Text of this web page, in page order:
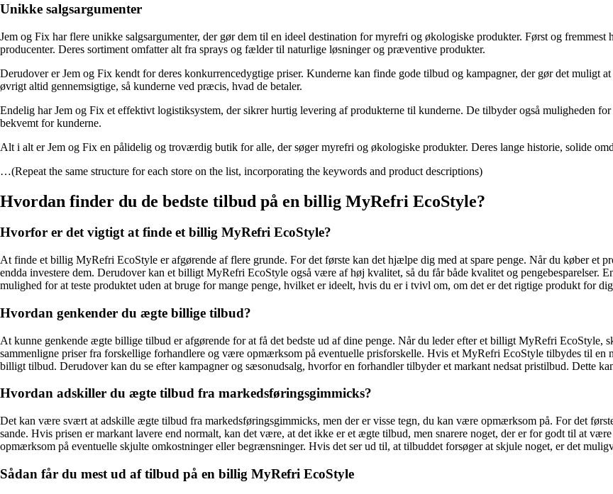
Unikke salgsargumenter
Jem og Fix har flere unikke salgsargumenter, der gør dem til en ideel destination for myrefri og økologiske produkter. Først og
producenter. Deres sortiment omfatter alt fra sprays og fælder til naturlige løsninger og præventive produkter.
Derudover er Jem og Fix kendt for deres konkurrencedygtige priser. Kunderne kan finde gode tilbud og kampagner, der gør det muligt
øvrigt altid gennemsigtige, så kunderne ved præcis, hvad de betaler.
Endelig har Jem og Fix et effektivt logistiksystem, der sikrer hurtig levering af produkterne til kunderne. De tilbyder også muligheden
bekvemt for kunderne.
Alt i alt er Jem og Fix en pålidelig og troværdig butik for alle, der søger myrefri og økologiske produkter. Deres lange historie, solide
…(Repeat the same structure for each store on the list, incorporating the keywords and product descriptions)
Hvordan finder du de bedste tilbud på en billig MyRefri EcoStyle?
Hvorfor er det vigtigt at finde et billig MyRefri EcoStyle?
At finde et billig MyRefri EcoStyle er afgørende af flere grunde. For det første kan det hjælpe dig med at spare penge. Når du køber et
endda investere dem. Derudover kan et billigt MyRefri EcoStyle også være af høj kvalitet, så du får både kvalitet og pengebesparelser.
mulighed for at teste produktet uden at bruge for mange penge, hvilket er ideelt, hvis du er i tvivl om, om det er det rigtige produkt for
Hvordan genkender du ægte billige tilbud?
At kunne genkende ægte billige tilbud er afgørende for at få det bedste ud af dine penge. Når du leder efter et billigt MyRefri EcoStyle,
sammenligne priser fra forskellige forhandlere og være opmærksom på eventuelle prisforskelle. Hvis et MyRefri EcoStyle tilbydes til en
billigt tilbud. Derudover kan du se efter kampagner og sæsonudsalg, hvorfor en forhandler tilbyder et markant nedsat pristilbud. Dette
Hvordan adskiller du ægte tilbud fra markedsføringsgimmicks?
Det kan være svært at adskille ægte tilbud fra markedsføringsgimmicks, men der er visse tegn, du kan være opmærksom på. For det
sande. Hvis prisen er markant lavere end normalt, kan det være, at det ikke er et ægte tilbud, men snarere noget, der er for godt til at
opmærksom på eventuelle skjulte omkostninger eller begrænsninger. Hvis det ser ud til, at tilbuddet forsøger at skjule noget, er det
Sådan får du mest ud af tilbud på en billig MyRefri EcoStyle